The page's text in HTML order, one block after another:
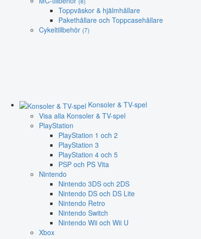
Toppväskor & hjälmhållare
Pakethållare och Toppcasehållare
Cykeltillbehör (7)
Konsoler & TV-spel
Visa alla Konsoler & TV-spel
PlayStation
PlayStation 1 och 2
PlayStation 3
PlayStation 4 och 5
PSP och PS Vita
Nintendo
Nintendo 3DS och 2DS
Nintendo DS och DS Lite
Nintendo Retro
Nintendo Switch
Nintendo Wii och Wii U
Xbox